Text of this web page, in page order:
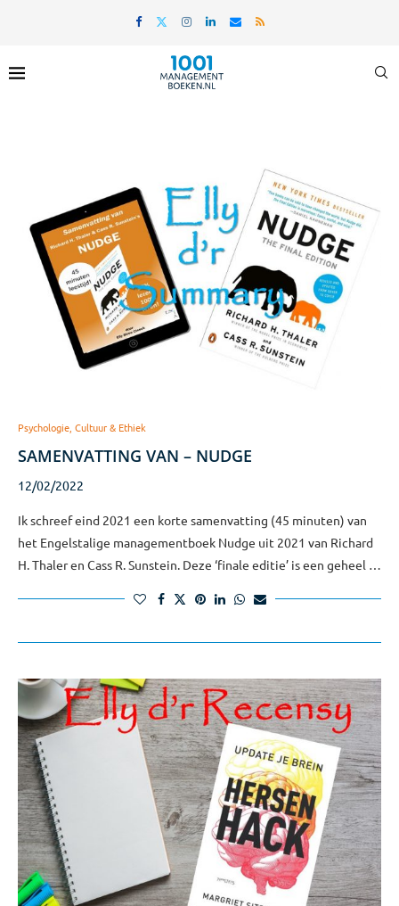
Psychologie, Cultuur & Ethiek
SAMENVATTING VAN – NUDGE
12/02/2022
Ik schreef eind 2021 een korte samenvatting (45 minuten) van
het Engelstalige managementboek Nudge uit 2021 van Richard
H. Thaler en Cass R. Sunstein. Deze ‘finale editie’ is een geheel …